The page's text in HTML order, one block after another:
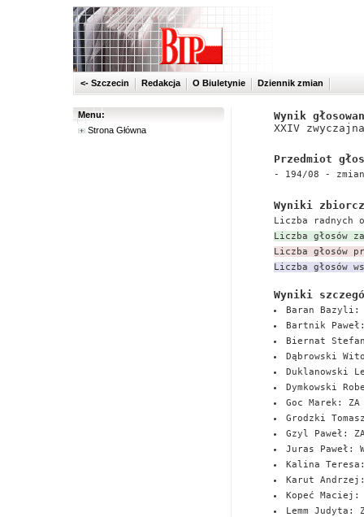
<- Szczecin Redakcja O Biuletynie Dziennik zmian
Menu:
Strona Główna
Wynik
XXIV
Przedmiot
- 194/08 -
Wyniki
Liczba radnych
Liczba głosów
Liczba głosów
Liczba głosów
Wyniki
Baran Bazyli:
Bartnik
Biernat
Dąbrowski
Duklanowski
Dymkowski
Goc Marek: ZA
Grodzki
Gzyl Paweł:
Juras Paweł:
Kalina
Karut Andrzej:
Kopeć Maciej:
Lemm Judyta: